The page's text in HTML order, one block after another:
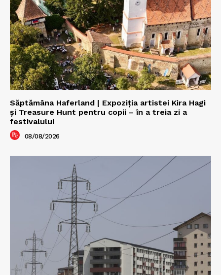
Săptămâna Haferland | Expoziţia artistei Kira Hagi
şi Treasure Hunt pentru copii – în a treia zi a
festivalului
08/08/2026